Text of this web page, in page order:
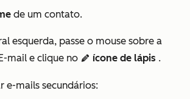
de um contato.
esquerda, passe o mouse sobre a
E-mail e clique no edit ícone de lápis .
e-mails secundários: